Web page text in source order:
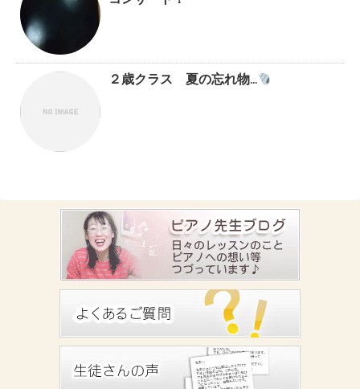
２歳クラス 夏の忘れ物…